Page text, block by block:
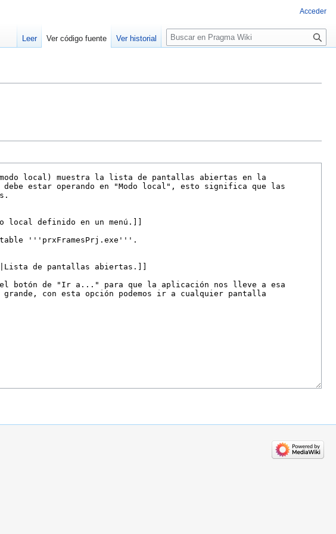
Acceder
Leer Ver código fuente Ver historial
Buscar